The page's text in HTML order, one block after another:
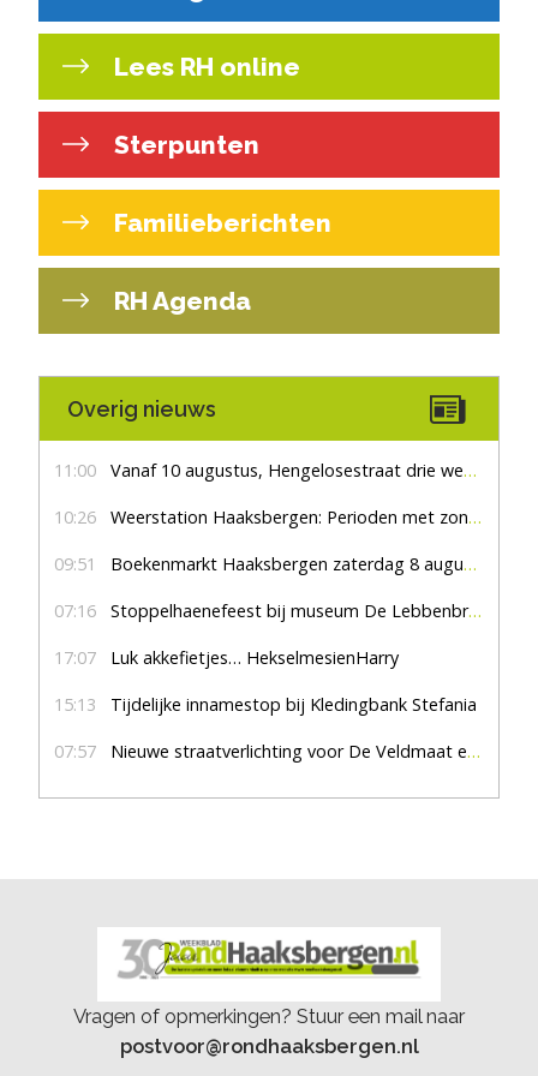
Lees RH online
Sterpunten
Familieberichten
RH Agenda
Overig nieuws
11:00 Vanaf 10 augustus, Hengelosestraat drie weken dicht voor doorgaand verkeer
10:26 Weerstation Haaksbergen: Perioden met zon en droog
09:51 Boekenmarkt Haaksbergen zaterdag 8 augustus, marktplein Haaksbergen
07:16 Stoppelhaenefeest bij museum De Lebbenbrugge
17:07 Luk akkefietjes… HekselmesienHarry
15:13 Tijdelijke innamestop bij Kledingbank Stefania
07:57 Nieuwe straatverlichting voor De Veldmaat en De Pas
Vragen of opmerkingen? Stuur een mail naar
postvoor@rondhaaksbergen.nl